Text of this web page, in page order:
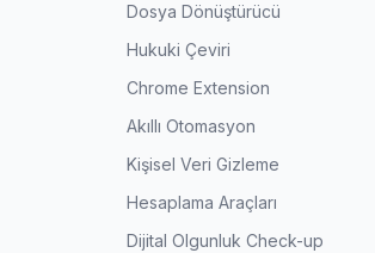
Dosya Dönüştürücü
Hukuki Çeviri
Chrome Extension
Akıllı Otomasyon
Kişisel Veri Gizleme
Hesaplama Araçları
Dijital Olgunluk Check-up